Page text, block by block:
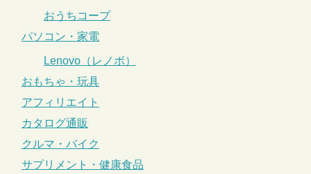
おうちコープ
パソコン・家電
Lenovo（レノボ）
おもちゃ・玩具
アフィリエイト
カタログ通販
クルマ・バイク
サプリメント・健康食品